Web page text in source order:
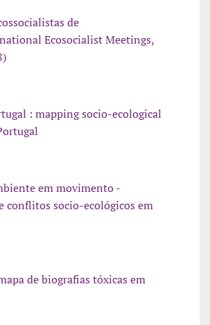
de
Ecosocialist Meetings,
: mapping socio-ecological
em movimento -
conflitos socio-ecológicos em
de biografias tóxicas em